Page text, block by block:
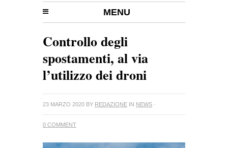
MENU
Controllo degli
spostamenti, al via
l’utilizzo dei droni
23 MARZO 2020 BY REDAZIONE IN NEWS ·
0 COMMENT